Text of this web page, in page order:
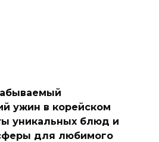
ужин в корейском
уникальных блюд и
для любимого